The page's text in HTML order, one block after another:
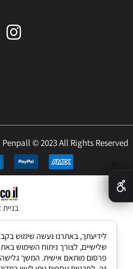
Penpall © 2023 All Rights Reserved
שלישיים, לצורך ניתוח השימוש
פרסום מותאם אישית. המשך